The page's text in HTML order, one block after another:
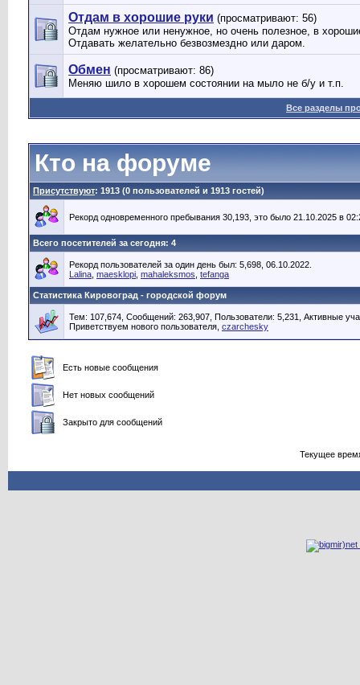
Отдам в хорошие руки (просматривают: 56)
Отдам нужное или ненужное, но очень полезное, в
Отдавать желательно безвозмездно или даром.
Обмен (просматривают: 86)
Меняю шило в хорошем состоянии на мыло не б/у и т.п.
Все разделы
Кто на форуме
Присутствуют: 1913 (0 пользователей и 1913 гостей)
Рекорд одновременного пребывания 30,193, это было 21.10.2025 в
Всего посетителей за сегодня: 4
Рекорд пользователей за один день был: 5,698, 06.10.2022.
Lalina maesklopi mahaleksmos tefanga
Статистика Кировоград - городской форум
Тем: 107,674, Сообщений: 263,907, Пользователи: 5,231, Активные
Приветствуем нового пользователя, czarchesky
Есть новые сообщения
Нет новых сообщений
Закрыто для сообщений
Текущее